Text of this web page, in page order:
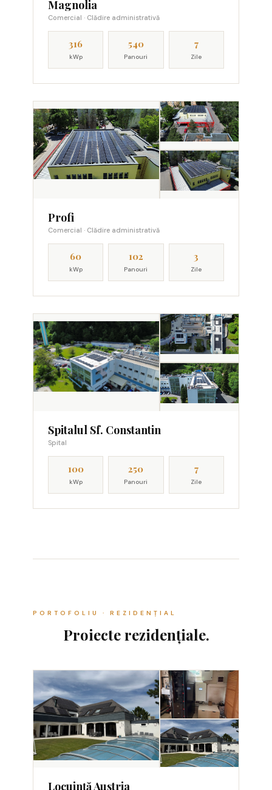
Magnolia
Comercial · Clădire administrativă
316
kWp
540
Panouri
7
Zile
Profi
Comercial · Clădire administrativă
60
kWp
102
Panouri
3
Zile
Spitalul Sf. Constantin
Spital
100
kWp
250
Panouri
7
Zile
PORTOFOLIU · REZIDENȚIAL
Proiecte rezidențiale.
Locuință Austria